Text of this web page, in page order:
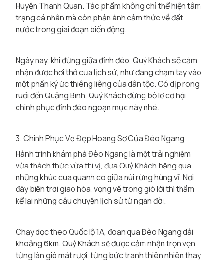
Huyện Thanh Quan. Tác phẩm không chỉ thể hiện tâm
trạng cá nhân mà còn phản ánh cảm thức về đất
nước trong giai đoạn biến động.
Ngày nay, khi đứng giữa đỉnh đèo, Quý Khách sẽ cảm
nhận được hơi thở của lịch sử, như đang chạm tay vào
một phần ký ức thiêng liêng của dân tộc. Có dịp rong
ruổi đến Quảng Bình, Quý Khách đừng bỏ lỡ cơ hội
chinh phục đỉnh đèo ngoạn mục này nhé.
3. Chinh Phục Vẻ Đẹp Hoang Sơ Của Đèo Ngang
Hành trình khám phá Đèo Ngang là một trải nghiệm
vừa thách thức vừa thi vị, đưa Quý Khách băng qua
những khúc cua quanh co giữa núi rừng hùng vĩ. Nơi
đây biển trời giao hòa, vọng về trong gió lời thì thầm
kể lại những câu chuyện lịch sử từ ngàn đời.
Chạy dọc theo Quốc lộ 1A, đoạn qua Đèo Ngang dài
khoảng 6km. Quý Khách sẽ được cảm nhận trọn vẹn
từng làn gió mát rượi, từng bức tranh thiên nhiên thay